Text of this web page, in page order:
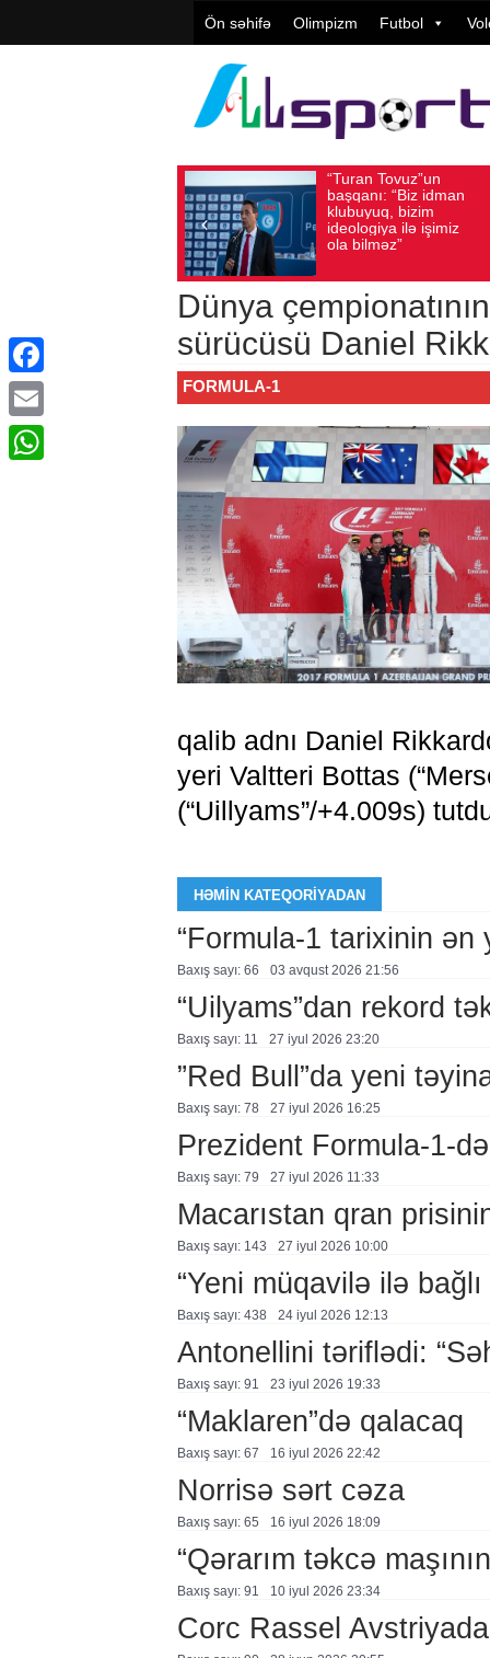
Ön səhifə Olimpizm Futbol
“Turan Tovuz”un
başqanı: “Biz idman
klubuyuq, bizim
ideologiya ilə işimiz
ola bilməz”
Baxış sayı: 196
Avqust 05, 2026
Dünya
sürücüsü Daniel
FORMULA-1
qalib adnı Daniel
yeri Valtteri Bottas
(“Uillyams”/+4.009s)
HƏMIN KATEQORIYADAN
“Formula-1 tarixinin ən
Baxış sayı: 66 03 avqust 2026 21:56
“Uilyams”dan rekord
Baxış sayı: 11 27 i̇yul 2026 23:20
”Red Bull”da yeni
Baxış sayı: 78 27 i̇yul 2026 16:25
Prezident Formula-1-
Baxış sayı: 79 27 i̇yul 2026 11:33
Macarıstan qran
Baxış sayı: 143 27 i̇yul 2026 10:00
“Yeni müqavilə ilə
Baxış sayı: 438 24 i̇yul 2026 12:13
Antonellini təriflədi:
Baxış sayı: 91 23 i̇yul 2026 19:33
“Maklaren”də qalacaq
Baxış sayı: 67 16 i̇yul 2026 22:42
Norrisə sərt cəza
Baxış sayı: 65 16 i̇yul 2026 18:09
“Qərarım təkcə
Baxış sayı: 91 10 i̇yul 2026 23:34
Corc Rassel
Facebook
Email